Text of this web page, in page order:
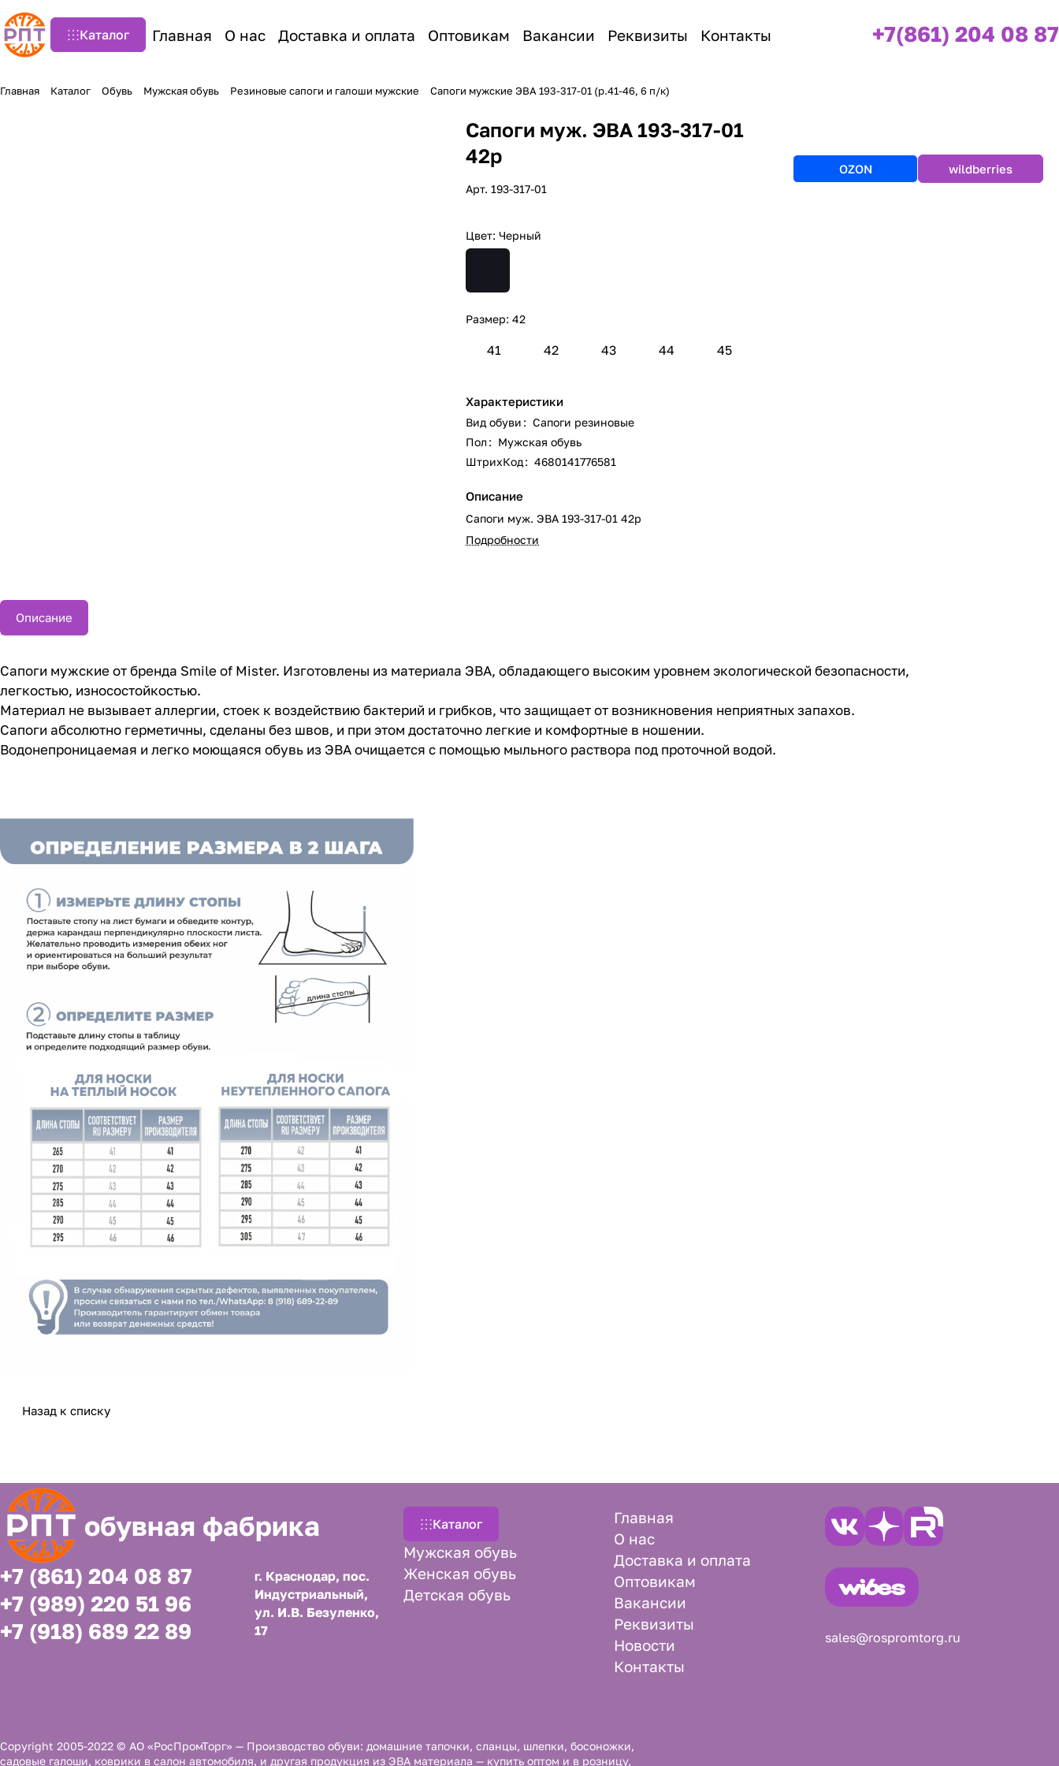
Каталог Главная О нас Доставка и оплата Оптовикам Вакансии Реквизиты Контакты +7(861) 204 08 87
Главная Каталог Обувь Мужская обувь Резиновые сапоги и галоши мужские Сапоги мужские ЭВА 193-317-01 (р.41-46, 6 п/к)
Сапоги муж. ЭВА 193-317-01
42р
Арт.193-317-01
Цвет:Черный
Размер:42
41 42 43 44 45
Характеристики
Вид обуви : Сапоги резиновые
Пол : Мужская обувь
ШтрихКод: 4680141776581
Описание
Сапоги муж. ЭВА 193-317-01 42р
Подробности
OZON wildberries
Описание
Сапоги мужские от бренда Smile of Мister. Изготовлены из материала ЭВА, обладающего высоким уровнем экологической безопасности,
легкостью, износостойкостью.
Материал не вызывает аллергии, стоек к воздействию бактерий и грибков, что защищает от возникновения неприятных запахов.
Сапоги абсолютно герметичны, сделаны без швов, и при этом достаточно легкие и комфортные в ношении.
Водонепроницаемая и легко моющаяся обувь из ЭВА очищается с помощью мыльного раствора под проточной водой.
Назад к списку
обувная фабрика
+7 (861) 204 08 87
+7 (989) 220 51 96
+7 (918) 689 22 89
г. Краснодар, пос.
Индустриальный,
ул. И.В. Безуленко,
17
Каталог
Мужская обувь
Женская обувь
Детская обувь
Главная
О нас
Доставка и оплата
Оптовикам
Вакансии
Реквизиты
Новости
Контакты
sales@rospromtorg.ru
Copyright 2005-2022 © АО «РосПромТорг» — Производство обуви: домашние тапочки, сланцы, шлепки, босоножки,
садовые галоши, коврики в салон автомобиля, и другая продукция из ЭВА материала — купить оптом и в розницу,